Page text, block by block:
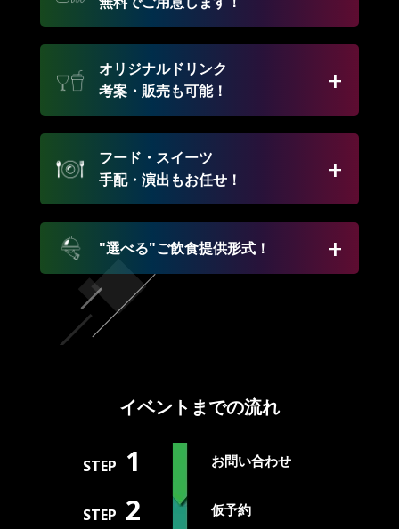
オリジナルドリンク
考案・販売も可能！
フード・スイーツ
手配・演出もお任せ！
"選べる"ご飲食提供形式！
イベントまでの流れ
STEP 1 お問い合わせ
STEP 2 仮予約